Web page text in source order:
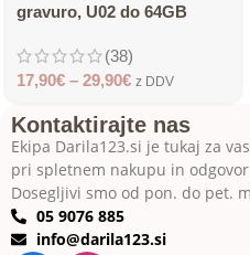
gravuro, U02 do 64GB
(38)
17,90€ – 29,90€ z DDV
Kontaktirajte nas
Ekipa Darila123.si je tukaj za
pri spletnem nakupu in
Dosegljivi smo od pon. do pet.
05 9076 885
info@darila123.si